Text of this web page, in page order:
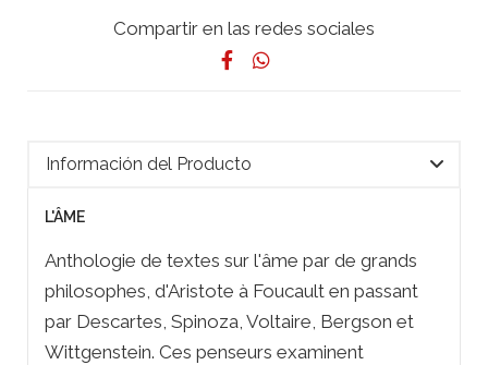
Compartir en las redes sociales
Información del Producto
L'ÂME
Anthologie de textes sur l'âme par de grands
philosophes, d'Aristote à Foucault en passant
par Descartes, Spinoza, Voltaire, Bergson et
Wittgenstein. Ces penseurs examinent